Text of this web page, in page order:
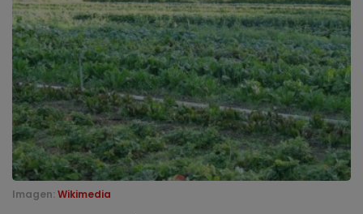
Imagen: Wikimedia